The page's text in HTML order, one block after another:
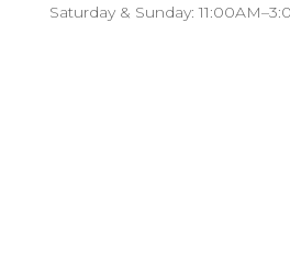
Saturday & Sunday: